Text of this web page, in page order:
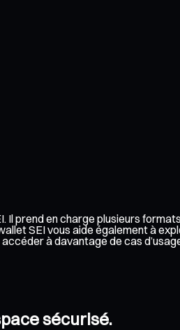
prend en charge plusieurs
SEI vous aide également à
à davantage de cas
sécurisé.